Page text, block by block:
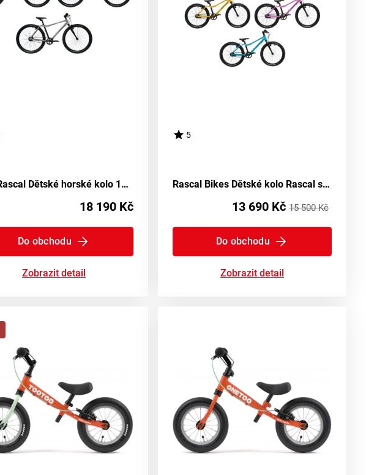
Kolo Rascal Dětské horské kolo 10 rychlostí Barevná kombinace: Oranžové
18 190 Kč
Do obchodu
Zobrazit detail
5
Rascal Bikes Dětské kolo Rascal s 3 rychlostmi Sturmey Archer Barevná kombinace: Oranžové
13 690 Kč 15 500 Kč
Do obchodu
Zobrazit detail